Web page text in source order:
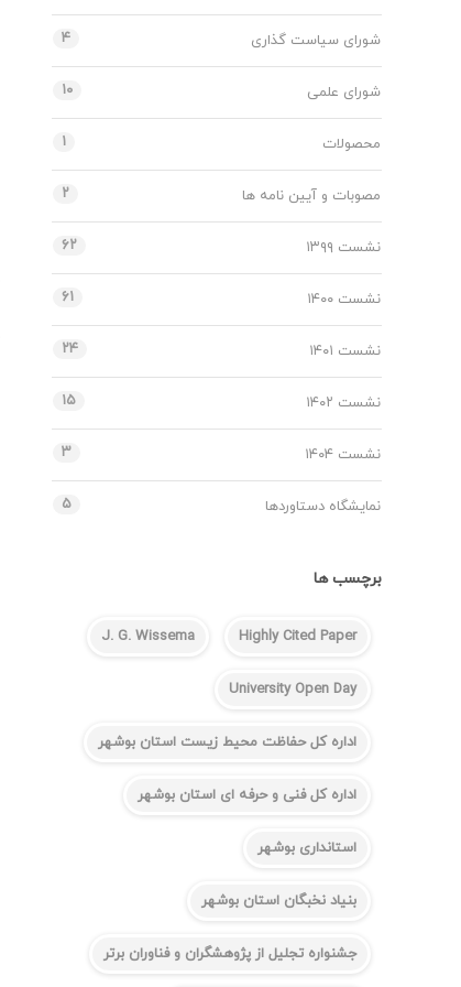
شورای سیاست گذاری ۴
شورای علمی ۱۰
محصولات ۱
مصوبات و آیین نامه ها ۲
نشست ۱۳۹۹ ۶۲
نشست ۱۴۰۰ ۶۱
نشست ۱۴۰۱ ۲۴
نشست ۱۴۰۲ ۱۵
نشست ۱۴۰۴ ۳
نمایشگاه دستاوردها ۵
برچسب ها
Highly Cited Paper
J. G. Wissema
University Open Day
اداره کل حفاظت محیط زیست استان بوشهر
اداره کل فنی و حرفه ای استان بوشهر
استانداری بوشهر
بنیاد نخبگان استان بوشهر
جشنواره تجلیل از پژوهشگران و فناوران برتر